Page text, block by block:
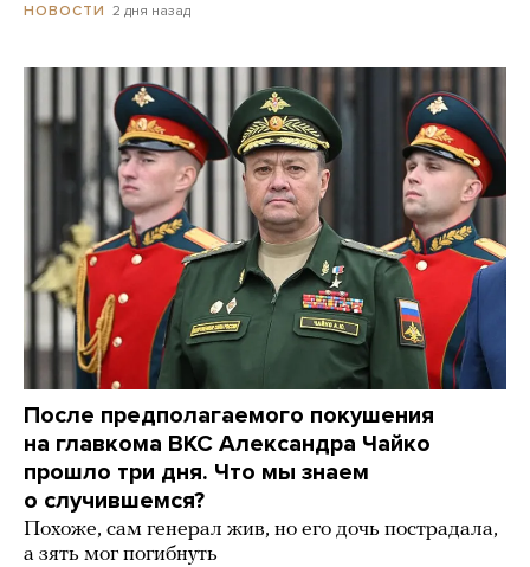
НОВОСТИ 2 дня назад
После предполагаемого покушения
на главкома ВКС Александра Чайко
прошло три дня. Что мы знаем
о случившемся?
Похоже, сам генерал жив, но его дочь пострадала,
а зять мог погибнуть